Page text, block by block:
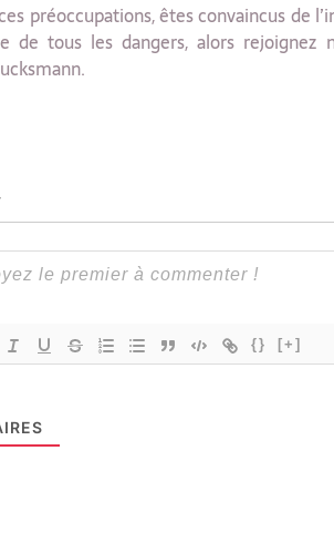
préoccupations, êtes convaincus de
de tous les dangers, alors rejoignez
{} [+]